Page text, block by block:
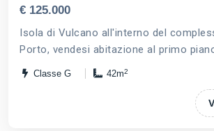
€ 125.000
Isola di Vulcano all'interno del
Porto, vendesi abitazione al primo
Classe G 42m2